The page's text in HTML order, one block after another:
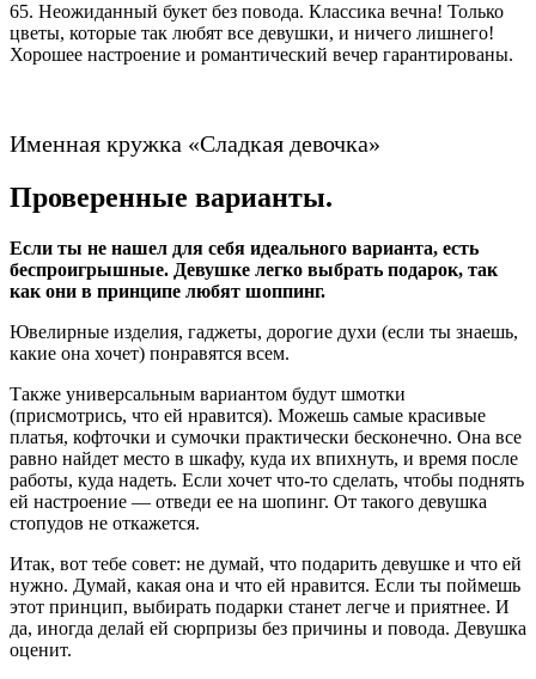
65. Неожиданный букет без повода. Классика вечна! Только
цветы, которые так любят все девушки, и ничего лишнего!
Хорошее настроение и романтический вечер гарантированы.
Именная кружка «Сладкая девочка»
Проверенные варианты.
Если ты не нашел для себя идеального варианта, есть
беспроигрышные. Девушке легко выбрать подарок, так
как они в принципе любят шоппинг.
Ювелирные изделия, гаджеты, дорогие духи (если ты знаешь,
какие она хочет) понравятся всем.
Также универсальным вариантом будут шмотки
(присмотрись, что ей нравится). Можешь самые красивые
платья, кофточки и сумочки практически бесконечно. Она все
равно найдет место в шкафу, куда их впихнуть, и время после
работы, куда надеть. Если хочет что-то сделать, чтобы поднять
ей настроение — отведи ее на шопинг. От такого девушка
стопудов не откажется.
Итак, вот тебе совет: не думай, что подарить девушке и что ей
нужно. Думай, какая она и что ей нравится. Если ты поймешь
этот принцип, выбирать подарки станет легче и приятнее. И
да, иногда делай ей сюрпризы без причины и повода. Девушка
оценит.